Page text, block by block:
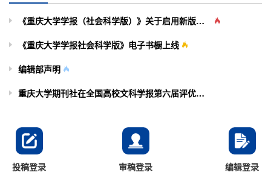
《重庆大学学报（社会科学版）》关于启用新版投审稿系统的通知
《重庆大学学报社会科学版》电子书橱上线
编辑部声明
重庆大学期刊社在全国高校文科学报第六届评优活动中获佳绩
投稿登录 审稿登录 编辑登录